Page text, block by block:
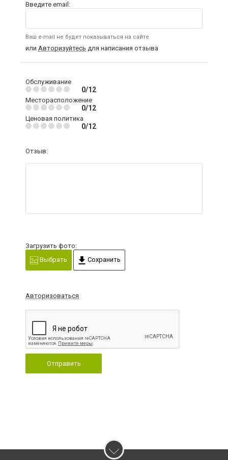
Введите email:
Ваш e-mail не будет показываться на сайте
или Авторизуйтесь для написания отзыва
Обслуживание
0/12
Месторасположение
0/12
Ценовая политика
0/12
Отзыв:
Загрузить фото:
Выбрать
Сохранить
Авторизоваться
Отправить